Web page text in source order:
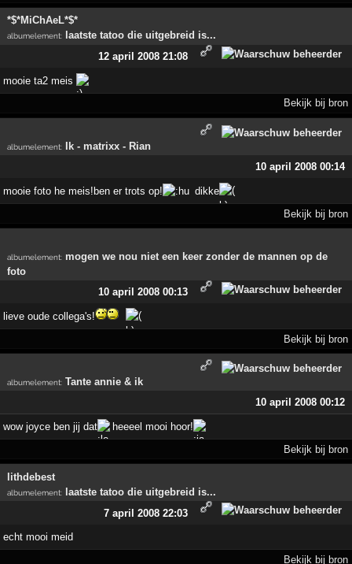
*$*MiChAeL*$*
albumelement:
laatste tatoo die uitgebreid is...
12 april 2008 21:08
mooie ta2 meis
Bekijk bij bron
albumelement: Ik - matrixx - Rian
10 april 2008 00:14
mooie foto he meis!ben er trots op!
dikke
Bekijk bij bron
albumelement: mogen we nou niet een keer zonder de mannen op de
foto
10 april 2008 00:13
lieve oude collega's!
Bekijk bij bron
albumelement: Tante annie & ik
10 april 2008 00:12
wow joyce ben jij dat
heeeel mooi hoor!
Bekijk bij bron
lithdebest
albumelement:
laatste tatoo die uitgebreid is...
7 april 2008 22:03
echt mooi meid
Bekijk bij bron